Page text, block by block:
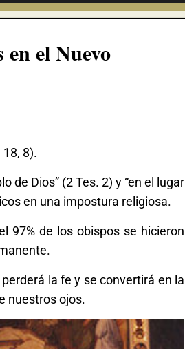
el Nuevo
8).
de Dios” (2 Tes. 2) y “en el lugar
en una impostura religiosa.
97% de los obispos se hicieron
la fe y se convertirá en la
nuestros ojos.